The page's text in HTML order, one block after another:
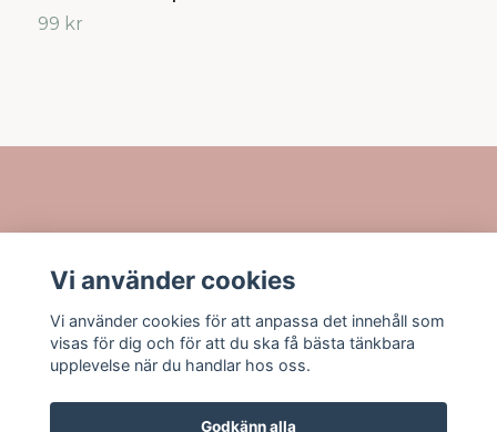
99 kr
Sociala medier
Vi använder cookies
Vi använder cookies för att anpassa det innehåll som
visas för dig och för att du ska få bästa tänkbara
upplevelse när du handlar hos oss.
Godkänn alla